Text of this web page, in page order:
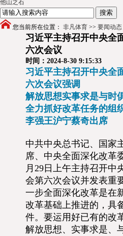
他山之石
您当前所在位置： 非凡体育 >> 要闻动态
习近平主持召开中央全
六次会议
时间：2024-8-30 9:15:33
习近平主持召开中央全
六次会议强调
解放思想实事求是与时
全力抓好改革任务的组
李强王沪宁蔡奇出席
中共中央总书记、国家
席、中央全面深化改革
月29日上午主持召开中
会第六次会议并发表重
一步全面深化改革是在
改革基础上推进的，具
件。要运用好已有的改
解放思想、实事求是、